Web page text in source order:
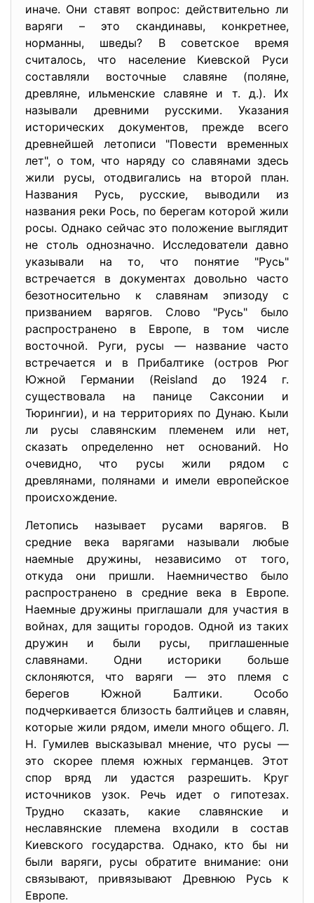
иначе. Они ставят вопрос: действительно ли
варяги – это скандинавы, конкретнее,
норманны, шведы? В советское время
считалось, что население Киевской Руси
составляли восточные славяне (пoляне,
древляне, ильменские славяне и т. д.). Их
называли древними русскими. Указания
исторических документов, прежде всего
древнейшей летописи "Повести временных
лет", о том, что наряду со славянами здесь
жили русы, отодвигались на второй план.
Названия Русь, русские, выводили из
названия реки Рось, по берегам которой жили
росы. Однако сейчас это положение выглядит
не столь однозначно. Исследователи давно
указывали на то, что понятие "Русь"
встречается в документах довольно часто
безотносительно к славянам эпизоду с
призванием варягов. Слово "Русь" было
распространено в Европе, в том числе
восточной. Руги, русы — название часто
встречается и в Прибалтике (остров Рюг
Южной Германии (Reisland до 1924 г.
существовала на панице Саксонии и
Тюрингии), и на территориях по Дунаю. Кыли
ли русы славянским племенем или нет,
сказать определенно нет оснований. Но
очевидно, что русы жили рядом с
древлянами, полянами и имели европейское
происхождение.
Летопись называет русами варягов. В
средние века варягами называли любые
наемные дружины, независимо от того,
откуда они пришли. Наемничество было
распространено в средние века в Европе.
Наемные дружины приглашали для участия в
войнах, для защиты городов. Одной из таких
дружин и были русы, приглашенные
славянами. Одни историки больше
склоняются, что варяги — это племя с
берегов Южной Балтики. Особо
подчеркивается близость балтийцев и славян,
которые жили рядом, имели много общего. Л.
Н. Гумилев высказывал мнение, что русы —
это скорее племя южных германцев. Этот
спор вряд ли удастся разрешить. Круг
источников узок. Речь идет о гипотезах.
Трудно сказать, какие славянские и
неславянские племена входили в состав
Киевского государства. Однако, кто бы ни
были варяги, русы обратите внимание: они
связывают, привязывают Древнюю Русь к
Европе.